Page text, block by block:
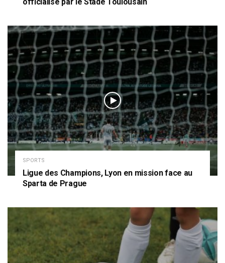
SPORTS
Ligue des Champions, Lyon en mission face au
Sparta de Prague